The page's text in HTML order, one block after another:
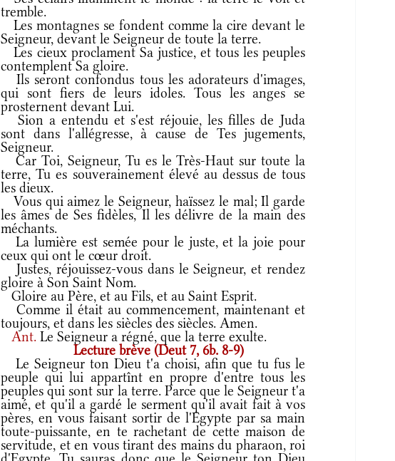
tremble.
Les montagnes se fondent comme la cire devant le
Seigneur, devant le Seigneur de toute la terre.
Les cieux proclament Sa justice, et tous les peuples
contemplent Sa gloire.
Ils seront confondus tous les adorateurs d'images,
qui sont fiers de leurs idoles. Tous les anges se
prosternent devant Lui.
Sion a entendu et s'est réjouie, les filles de Juda
sont dans l'allégresse, à cause de Tes jugements,
Seigneur.
Car Toi, Seigneur, Tu es le Très-Haut sur toute la
terre, Tu es souverainement élevé au dessus de tous
les dieux.
Vous qui aimez le Seigneur, haïssez le mal; Il garde
les âmes de Ses fidèles, Il les délivre de la main des
méchants.
La lumière est semée pour le juste, et la joie pour
ceux qui ont le cœur droit.
Justes, réjouissez-vous dans le Seigneur, et rendez
gloire à Son Saint Nom.
Gloire au Père, et au Fils, et au Saint Esprit.
Comme il était au commencement, maintenant et
toujours, et dans les siècles des siècles. Amen.
Ant.Le Seigneur a régné, que la terre exulte.
Lecture brève (Deut 7, 6b. 8-9)
Le Seigneur ton Dieu t'a choisi, afin que tu fus le
peuple qui lui appartînt en propre d'entre tous les
peuples qui sont sur la terre. Parce que le Seigneur t'a
aimé, et qu'il a gardé le serment qu'il avait fait à vos
pères, en vous faisant sortir de l'Egypte par sa main
toute-puissante, en te rachetant de cette maison de
servitude, et en vous tirant des mains du pharaon, roi